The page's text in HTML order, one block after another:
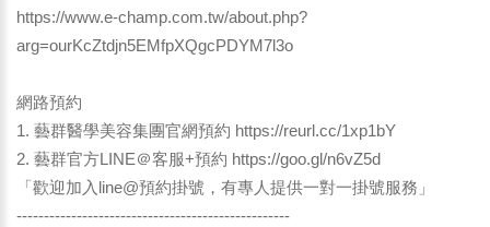
https://www.e-champ.com.tw/about.php?
arg=ourKcZtdjn5EMfpXQgcPDYM7l3o
網路預約
1. 藝群醫學美容集團官網預約 https://reurl.cc/1xp1bY
2. 藝群官方LINE＠客服+預約 https://goo.gl/n6vZ5d
「歡迎加入line@預約掛號，有專人提供一對一掛號服務」
--------------------------------------------------